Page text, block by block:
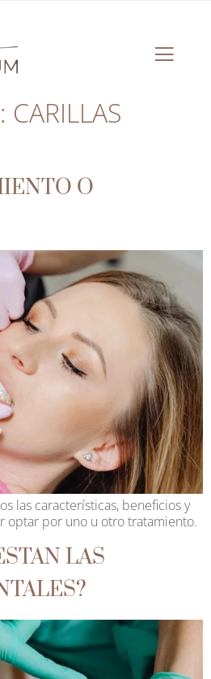
CARILLAS
O
las características, beneficios y
optar por uno u otro tratamiento.
LAS